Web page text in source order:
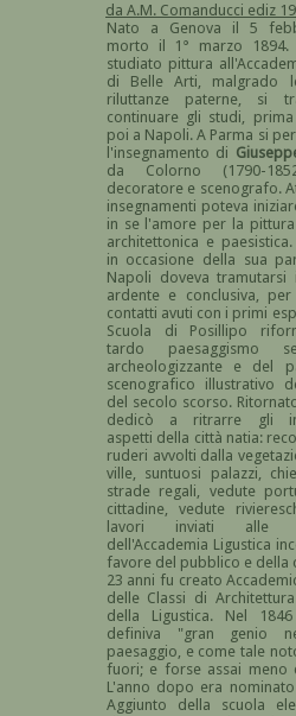
da A.M. Comanducci ediz
Nato a Genova il 5
morto il 1° marzo 1894.
studiato pittura
di Belle Arti, malgrado
riluttanze paterne, si
continuare gli studi,
poi a Napoli. A Parma si
l'insegnamento di
da Colorno (1790-
decoratore e scenografo.
insegnamenti poteva
in se l'amore per la pittura
architettonica e
in occasione della sua
Napoli doveva tramutarsi
ardente e conclusiva,
contatti avuti con i primi
Scuola di Posillipo
tardo paesaggismo
archeologizzante e del
scenografico illustrativo
del secolo scorso.
dedicò a ritrarre gli
aspetti della città natia:
ruderi avvolti dalla
ville, suntuosi palazzi,
strade regali, vedute
cittadine, vedute
lavori inviati alle
dell'Accademia Ligustica
favore del pubblico e della
23 anni fu creato
delle Classi di
della Ligustica. Nel
definiva "gran genio
paesaggio, e come tale
fuori; e forse assai meno
L'anno dopo era
Aggiunto della scuola